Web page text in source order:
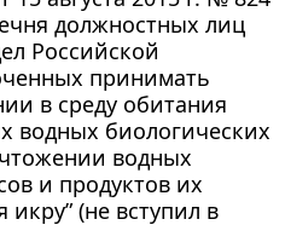
должностных лиц
Российской
принимать
в среду обитания
водных биологических
водных
и продуктов их
(не вступил в